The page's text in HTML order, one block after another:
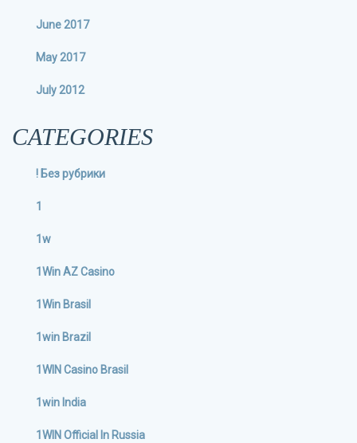
June 2017
May 2017
July 2012
CATEGORIES
! Без рубрики
1
1w
1Win AZ Casino
1Win Brasil
1win Brazil
1WIN Casino Brasil
1win India
1WIN Official In Russia